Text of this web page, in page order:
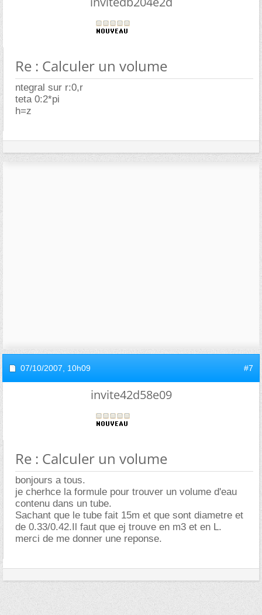
Re : Calculer un volume
ntegral sur r:0,r
teta 0:2*pi
h=z
07/10/2007, 10h09 #7
invite42d58e09
Re : Calculer un volume
bonjours a tous.
je cherhce la formule pour trouver un volume d'eau
contenu dans un tube.
Sachant que le tube fait 15m et que sont diametre et
de 0.33/0.42.Il faut que ej trouve en m3 et en L.
merci de me donner une reponse.